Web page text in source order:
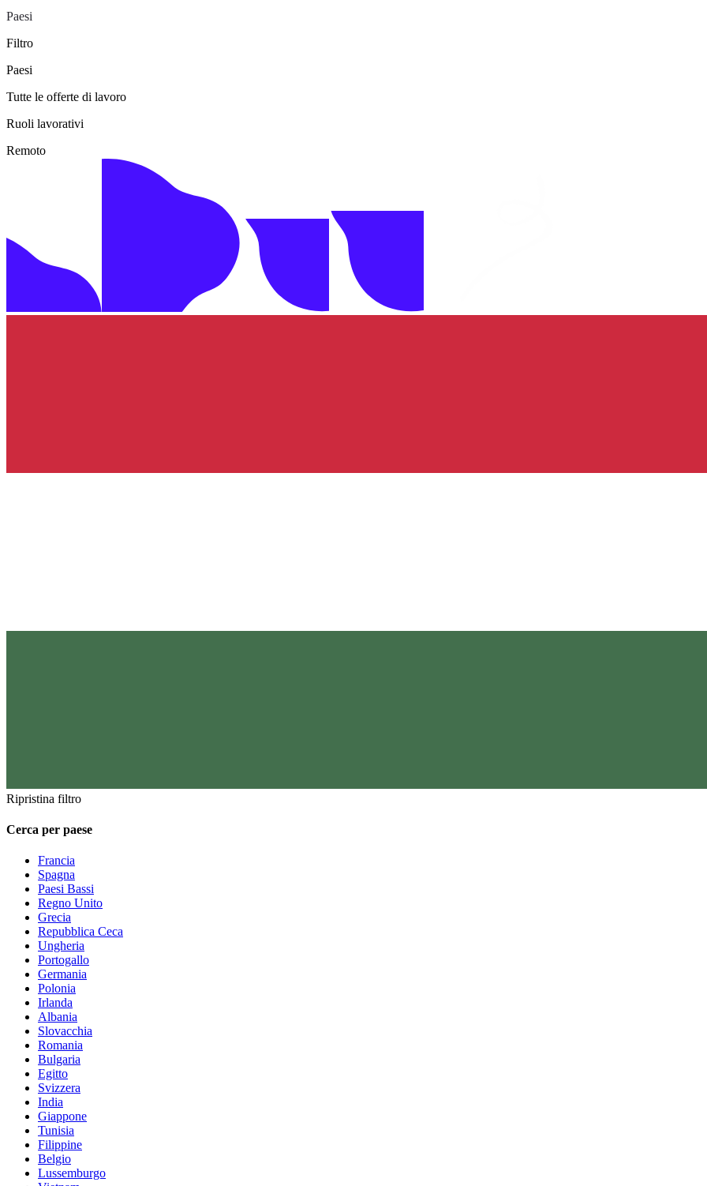
Paesi
Filtro
Paesi
Tutte le offerte di lavoro
Ruoli lavorativi
Remoto
Ripristina filtro
Cerca per paese
Francia
Spagna
Paesi Bassi
Regno Unito
Grecia
Repubblica Ceca
Ungheria
Portogallo
Germania
Polonia
Irlanda
Albania
Slovacchia
Romania
Bulgaria
Egitto
Svizzera
India
Giappone
Tunisia
Filippine
Belgio
Lussemburgo